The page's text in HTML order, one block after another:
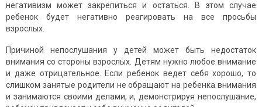
негативизм может закрепиться и остаться. В этом случае
ребенок будет негативно реагировать на все просьбы
взрослых.
Причиной непослушания у детей может быть недостаток
внимания со стороны взрослых. Детям нужно любое внимание
и даже отрицательное. Если ребенок ведет себя хорошо, то
слишком занятые родители не обращают на ребенка внимания
и занимаются своими делами, и, демонстрируя непослушание,